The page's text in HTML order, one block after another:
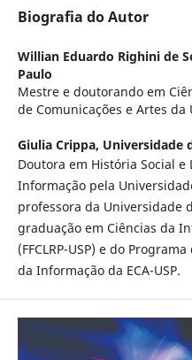
Biografia do Autor
Willian Eduardo Righini de
Paulo
Mestre e doutorando em
de Comunicações e Artes
Giulia Crippa, Universidade
Doutora em História Social e
Informação pela
professora da Universidade
graduação em Ciências da
(FFCLRP-USP) e do
da Informação da ECA-USP.